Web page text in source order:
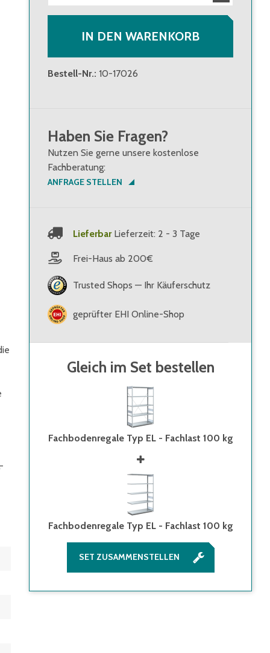
IN DEN WARENKORB
Bestell-Nr.: 10-17026
Haben Sie Fragen?
Nutzen Sie gerne unsere kostenlose
Fachberatung:
ANFRAGE STELLEN
Lieferbar Lieferzeit: 2 - 3 Tage
Frei-Haus ab 200€
Trusted Shops — Ihr Käuferschutz
geprüfter EHI Online-Shop
Gleich im Set bestellen
Fachbodenregale Typ EL - Fachlast 100 kg
Fachbodenregale Typ EL - Fachlast 100 kg
SET ZUSAMMENSTELLEN